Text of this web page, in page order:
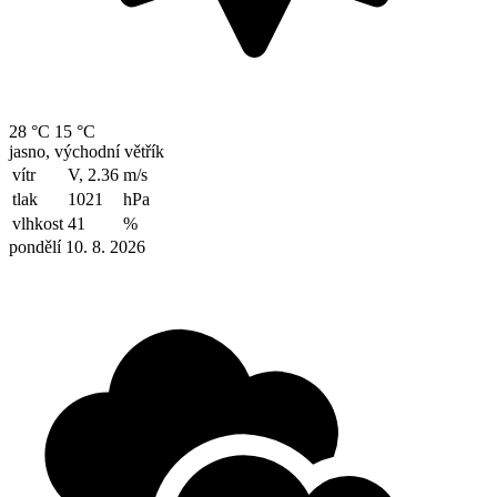
28 °C 15 °C
jasno, východní větřík
vítr
V, 2.36 m/s
tlak
1021
hPa
vlhkost 41
%
pondělí 10. 8. 2026